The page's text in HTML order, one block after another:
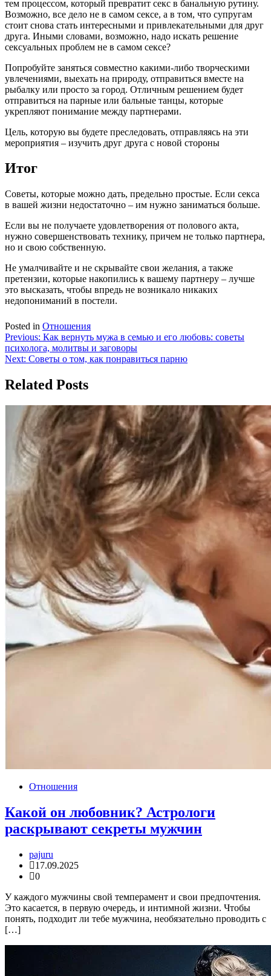
тем процессом, который превратит секс в банальную рутину.
Возможно, все дело не в самом сексе, а в том, что супругам
стоит снова стать интересными и привлекательными для друг
друга. Иными словами, возможно, надо искать решение
сексуальных проблем не в самом сексе?
Попробуйте заняться совместно какими-либо творческими
увлечениями, выехать на природу, отправиться вместе на
рыбалку или просто за город. Отличным решением будет
отправиться на парные или бальные танцы, которые
укрепляют понимание между партнерами.
Цель, которую вы будете преследовать, отправляясь на эти
мероприятия – изучить друг друга с новой стороны
Итог
Советы, которые можно дать, предельно простые. Если секса
в вашей жизни недостаточно – им нужно заниматься больше.
Если вы не получаете удовлетворения от полового акта,
нужно совершенствовать технику, причем не только партнера,
но и свою собственную.
Не умалчивайте и не скрывайте свои желания, а также
претензии, которые накопились к вашему партнеру – лучше
это высказать, чтобы впредь не возникало никаких
недопониманий в постели.
Posted in Отношения
Навигация
по
Previous: Как вернуть мужа в семью и его любовь: советы
психолога, молитвы и заговоры
Next: Советы о том, как понравиться парню
Related Posts
Отношения
Какой он любовник? Астрологи
раскрывают секреты мужчин
pajuru
17.09.2025
0
У каждого мужчины свой темперамент и свои предпочтения.
Это касается, в первую очередь, и интимной жизни. Чтобы
понять, подходит ли тебе мужчина, необязательно проводить с
[…]